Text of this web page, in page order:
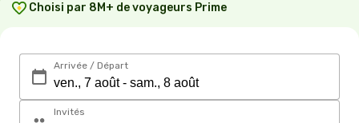
Choisi par 8M+ de voyageurs Prime
Arrivée / Départ
Invités